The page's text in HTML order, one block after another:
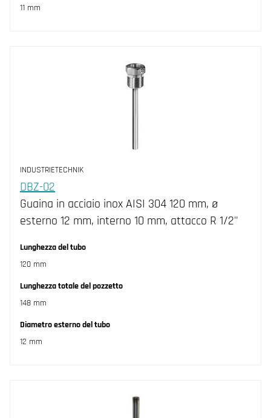
11 mm
INDUSTRIETECHNIK
DBZ-02
Guaina in acciaio inox AISI 304 120 mm, ø
esterno 12 mm, interno 10 mm, attacco R 1/2"
Lunghezza del tubo
120 mm
Lunghezza totale del pozzetto
148 mm
Diametro esterno del tubo
12 mm